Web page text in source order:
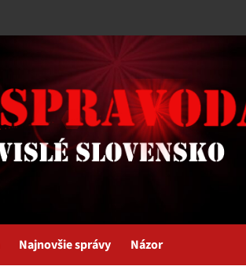
Najnovšie správy Názor